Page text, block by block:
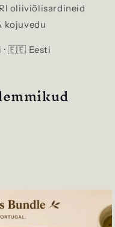
oliiviõlisardineid
kojuvedu
🇪🇪 Eesti